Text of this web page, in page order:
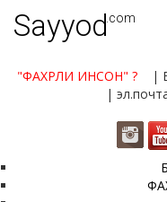
Sayyod.com
"ФАХРЛИ ИНСОН" ?
|
|